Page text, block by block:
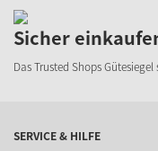
Sicher
Das Trusted Shops
SERVICE & HILFE